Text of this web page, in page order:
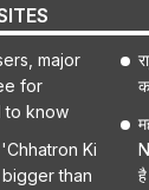
major
for
to know
Ki
than